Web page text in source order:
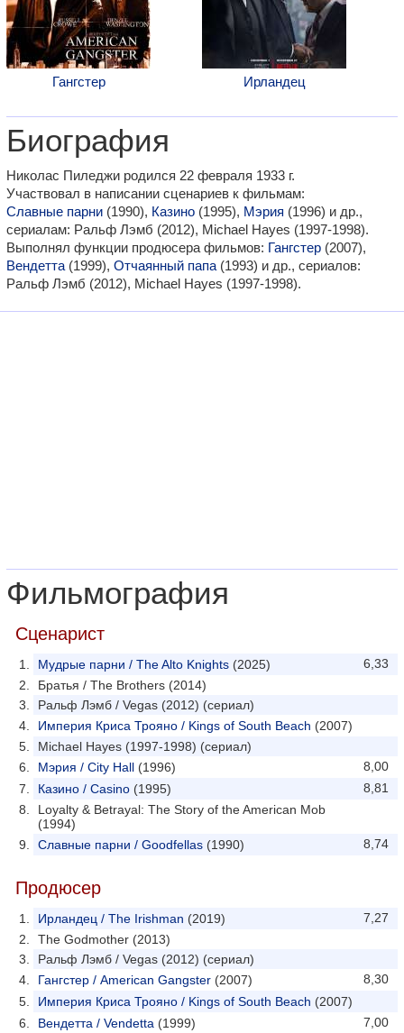
Гангстер Ирландец
Биография
Николас Пиледжи родился 22 февраля 1933 г.
Участвовал в написании сценариев к фильмам:
Славные парни (1990), Казино (1995), Мэрия (1996) и др.,
сериалам: Ральф Лэмб (2012), Michael Hayes (1997-1998).
Выполнял функции продюсера фильмов: Гангстер (2007),
Вендетта (1999), Отчаянный папа (1993) и др., сериалов:
Ральф Лэмб (2012), Michael Hayes (1997-1998).
Фильмография
Сценарист
6,33
Мудрые парни / The Alto Knights (2025)
Братья / The Brothers (2014)
Ральф Лэмб / Vegas (2012) (сериал)
Империя Криса Трояно / Kings of South Beach (2007)
Michael Hayes (1997-1998) (сериал)
8,00
Мэрия / City Hall (1996)
8,81
Казино / Casino (1995)
Loyalty & Betrayal: The Story of the American Mob
(1994)
8,74
Славные парни / Goodfellas (1990)
Продюсер
7,27
Ирландец / The Irishman (2019)
The Godmother (2013)
Ральф Лэмб / Vegas (2012) (сериал)
8,30
Гангстер / American Gangster (2007)
Империя Криса Трояно / Kings of South Beach (2007)
7,00
Вендетта / Vendetta (1999)